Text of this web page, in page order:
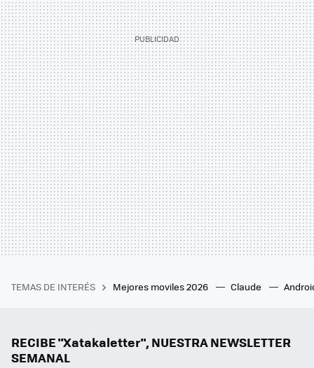
TEMAS DE INTERÉS Mejores moviles 2026 Claude
RECIBE "Xatakaletter", NUESTRA NEWSLETTER
SEMANAL